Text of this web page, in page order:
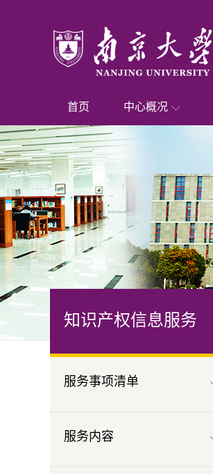
首页 中心概况
知识产权信息服务
服务事项清单
服务内容